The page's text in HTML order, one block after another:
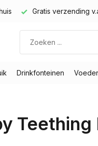
Gratis verzending
Drinkfonteinen
Teething